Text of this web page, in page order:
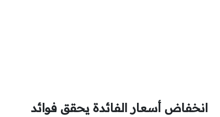
انخفاض أسعار الفائدة يحقق فوائد